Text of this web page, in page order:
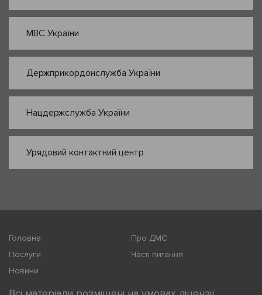
МВС України
Держприкордонслужба України
Нацдержслужба України
Урядовий контактний центр
Головна
Про ДМС
Послуги
Часті питання
Новини